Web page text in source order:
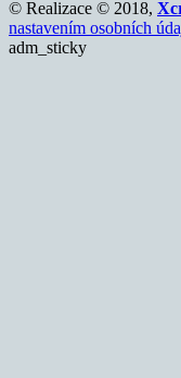
© Realizace © 2018,
nastavením osobních
adm_sticky